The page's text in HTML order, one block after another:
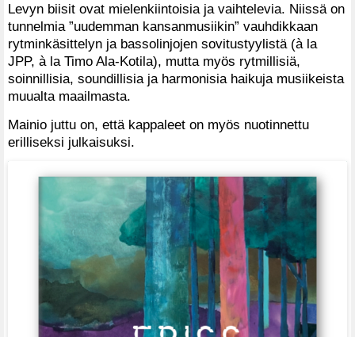
Levyn biisit ovat mielenkiintoisia ja vaihtelevia. Niissä on
tunnelmia ”uudemman kansanmusiikin” vauhdikkaan
rytminkäsittelyn ja bassolinjojen sovitustyylistä (à la
JPP, à la Timo Ala-Kotila), mutta myös rytmillisiä,
soinnillisia, soundillisia ja harmonisia haikuja musiikeista
muualta maailmasta.
Mainio juttu on, että kappaleet on myös nuotinnettu
erilliseksi julkaisuksi.